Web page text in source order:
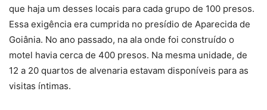
que haja um desses locais para cada grupo de 100 presos.
Essa exigência era cumprida no presídio de Aparecida de
Goiânia. No ano passado, na ala onde foi construído o
motel havia cerca de 400 presos. Na mesma unidade, de
12 a 20 quartos de alvenaria estavam disponíveis para as
visitas íntimas.